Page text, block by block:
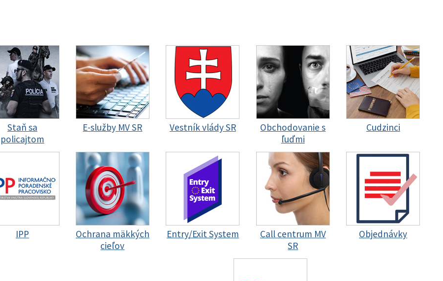
Staň sa
policajtom
E-služby MV SR Vestník vlády SR
Obchodovanie s
ľuďmi
Cudzinci
IPP
Ochrana mäkkých
cieľov
Entry/Exit System
Call centrum MV
SR
Objednávky